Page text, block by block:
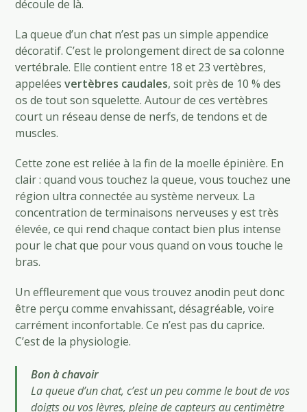
découle de là.
La queue d’un chat n’est pas un simple appendice
décoratif. C’est le prolongement direct de sa colonne
vertébrale. Elle contient entre 18 et 23 vertèbres,
appeléesvertèbres caudales, soit près de 10 % des
os de tout son squelette. Autour de ces vertèbres
court un réseau dense de nerfs, de tendons et de
muscles.
Cette zone est reliée à la fin de la moelle épinière. En
clair : quand vous touchez la queue, vous touchez une
région ultra connectée au système nerveux. La
concentration de terminaisons nerveuses y est très
élevée, ce qui rend chaque contact bien plus intense
pour le chat que pour vous quand on vous touche le
bras.
Un effleurement que vous trouvez anodin peut donc
être perçu comme envahissant, désagréable, voire
carrément inconfortable. Ce n’est pas du caprice.
C’est de la physiologie.
Bon à chavoir
La queue d’un chat, c’est un peu comme le bout de vos
doigts ou vos lèvres, pleine de capteurs au centimètre